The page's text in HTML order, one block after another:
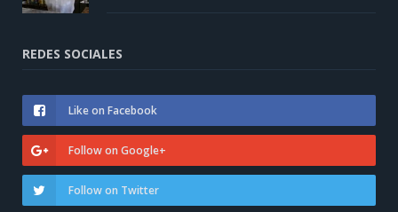
REDES SOCIALES
Like on Facebook
Follow on Google+
Follow on Twitter